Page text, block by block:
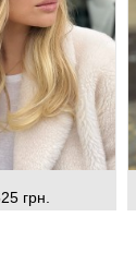
грн.